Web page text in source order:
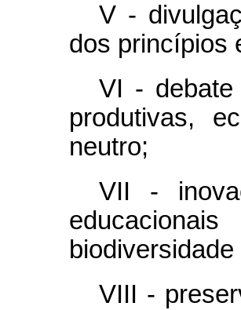
V -
dos princípios
VI - debate
produtivas,
neutro;
VII -
VIII -